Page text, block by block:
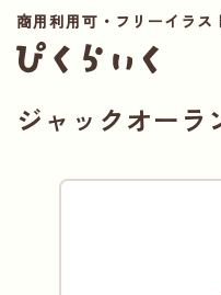
商用利用可・フリーイラス
ジャックオーラ